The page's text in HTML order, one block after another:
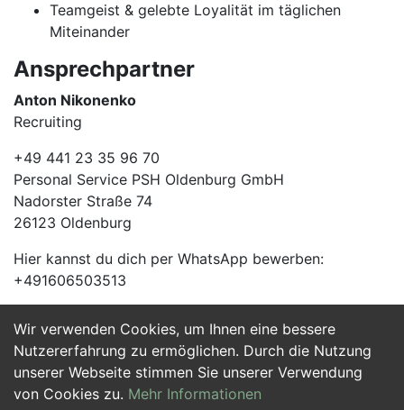
Wir verwenden Cookies, um Ihnen eine bessere
Nutzererfahrung zu ermöglichen. Durch die Nutzung
unserer Webseite stimmen Sie unserer Verwendung
von Cookies zu. Mehr Informationen
Teamgeist & gelebte Loyalität im täglichen
Miteinander
Ansprechpartner
Anton Nikonenko
Recruiting
+49 441 23 35 96 70
Personal Service PSH Oldenburg GmbH
Nadorster Straße 74
26123 Oldenburg
Hier kannst du dich per WhatsApp bewerben:
+491606503513
Jetzt Bewerben